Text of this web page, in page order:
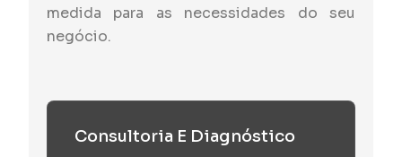
medida para as necessidades do seu
negócio.
Consultoria E Diagnóstico